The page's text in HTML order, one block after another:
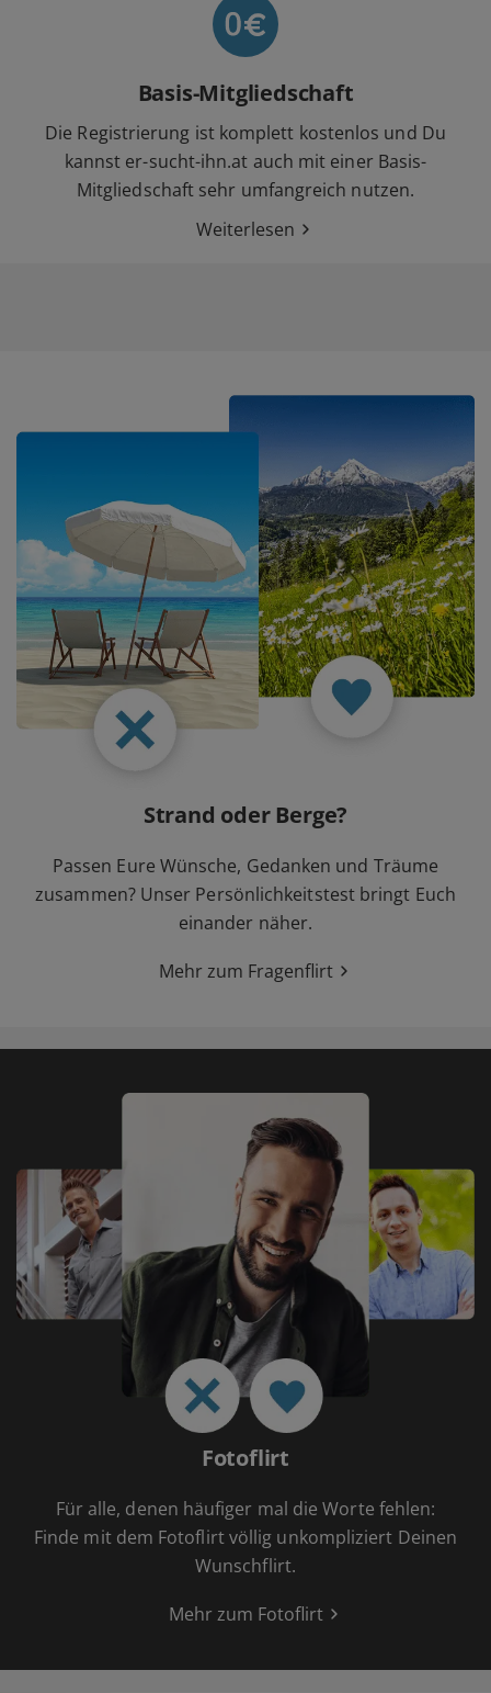
Basis-Mitgliedschaft
Die Registrierung ist komplett kostenlos und Du
kannst er-sucht-ihn.at auch mit einer Basis-
Mitgliedschaft sehr umfangreich nutzen.
Weiterlesen
Strand oder Berge?
Passen Eure Wünsche, Gedanken und Träume
zusammen? Unser Persönlichkeitstest bringt Euch
einander näher.
Mehr zum Fragenflirt
Fotoflirt
Für alle, denen häufiger mal die Worte fehlen:
Finde mit dem Fotoflirt völlig unkompliziert Deinen
Wunschflirt.
Mehr zum Fotoflirt